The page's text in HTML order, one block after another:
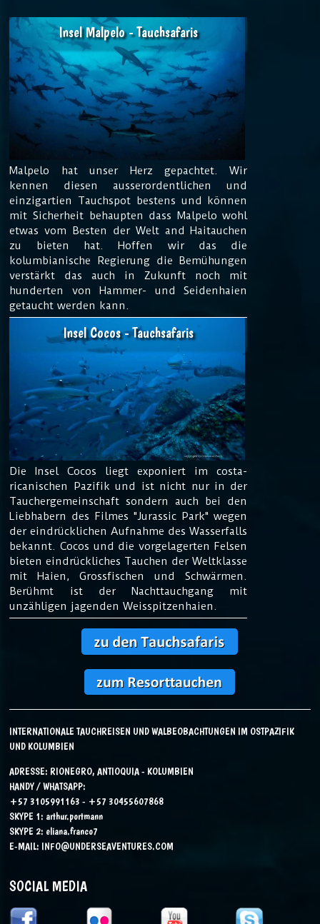
Insel Malpelo - Tauchsafaris
Malpelo hat unser Herz gepachtet. Wir
kennen diesen ausserordentlichen und
einzigartien Tauchspot bestens und können
mit Sicherheit behaupten dass Malpelo wohl
etwas vom Besten der Welt and Haitauchen
zu bieten hat. Hoffen wir das die
kolumbianische Regierung die Bemühungen
verstärkt das auch in Zukunft noch mit
hunderten von Hammer- und Seidenhaien
getaucht werden kann.
Insel Cocos - Tauchsafaris
Die Insel Cocos liegt exponiert im costa-
ricanischen Pazifik und ist nicht nur in der
Tauchergemeinschaft sondern auch bei den
Liebhabern des Filmes "Jurassic Park" wegen
der eindrücklichen Aufnahme des Wasserfalls
bekannt. Cocos und die vorgelagerten Felsen
bieten eindrückliches Tauchen der Weltklasse
mit Haien, Grossfischen und Schwärmen.
Berühmt ist der Nachttauchgang mit
unzähligen jagenden Weisspitzenhaien.
INTERNATIONALE TAUCHREISEN UND WALBEOBACHTUNGEN IM OSTPAZIFIK
UND KOLUMBIEN
ADRESSE: RIONEGRO, ANTIOQUIA - KOLUMBIEN
HANDY / WHATSAPP:
+57 3105991163 - +57 30455607868
SKYPE 1: arthur.portmann
SKYPE 2: eliana.franco7
E-MAIL: INFO@UNDERSEAVENTURES.COM
SOCIAL MEDIA